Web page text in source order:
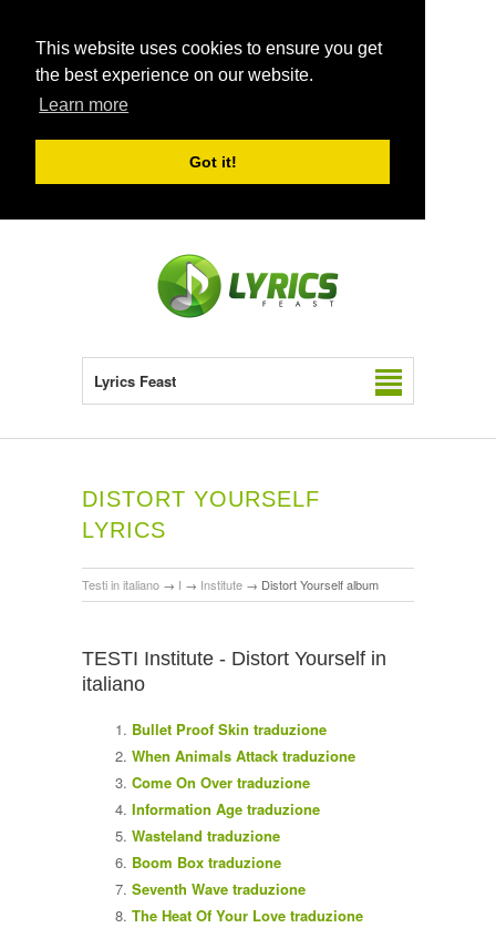
This website uses cookies to ensure you get
the best experience on our website.
Learn more
Got it!
Lyrics Feast
DISTORT YOURSELF
LYRICS
Testi in italiano → I → Institute → Distort Yourself album
TESTI Institute - Distort Yourself in
italiano
Bullet Proof Skin traduzione
When Animals Attack traduzione
Come On Over traduzione
Information Age traduzione
Wasteland traduzione
Boom Box traduzione
Seventh Wave traduzione
The Heat Of Your Love traduzione